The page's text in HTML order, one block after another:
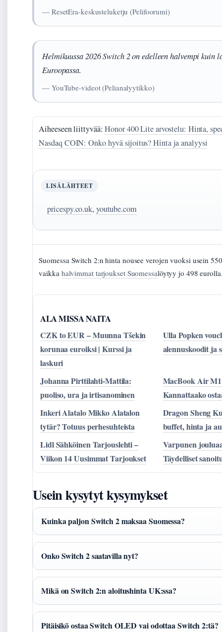
— ResetEra-keskusteluketju (Pelifoorumi)
Helmikuussa 2026 Switch 2 on edelleen halvempi kuin
Euroopassa.
— YouTube-videot (Pelianalyytikko)
Aiheeseen liittyvää:Honor 400 Lite arvostelu: Hinta,
Nasdaq COIN: Onko hyvä sijoitus? Hinta ja analyysi
LISÄLÄHTEET
pricespy.co.uk, youtube.com
Suomessa Switch 2:n hinta nousee verojen vuoksi usein
vaikka halvimmat tarjoukset Suomessalöytyy jo 498
ALA MISSA NAITA
CZK to EUR – Muunna Tšekin
korunaa euroiksi | Kurssi ja
laskuri
Ulla Popken
alennuskoodit ja
Johanna Pirttilahti-Mattila:
puoliso, ura ja irtisanominen
MacBook Air M1
Kannattaako
Inkeri Alatalo Mikko Alatalon
tytär? Totuus perhesuhteista
Dragon Sheng
buffet, hinta ja
Lidl Sähköinen Tarjouslehti –
Viikon 14 Uusimmat Tarjoukset
Varpunen
Täydelliset
Usein kysytyt kysymykset
Kuinka paljon Switch 2 maksaa Suomessa?
Onko Switch 2 saatavilla nyt?
Mikä on Switch 2:n aloitushinta UK:ssa?
Pitäisikö ostaa Switch OLED vai odottaa Switch 2:tä?